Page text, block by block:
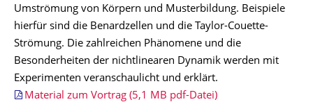
Umströmung von Körpern und Musterbildung. Beispiele
hierfür sind die Benardzellen und die Taylor-Couette-
Strömung. Die zahlreichen Phänomene und die
Besonderheiten der nichtlinearen Dynamik werden mit
Experimenten veranschaulicht und erklärt.
Material zum Vortrag (5,1 MB pdf-Datei)